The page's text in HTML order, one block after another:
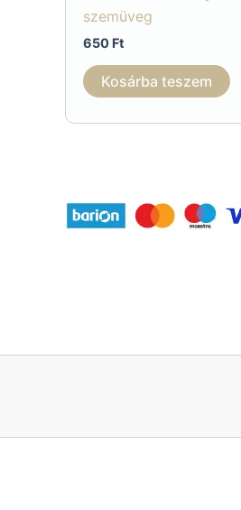
szemüveg
650 Ft
Kosárba teszem